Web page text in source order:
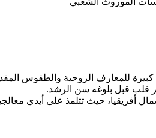
للمعارف الروحية والطقوس
قلب قبل بلوغه سن الرشد.
أفريقيا، حيث تتلمذ على أيدي